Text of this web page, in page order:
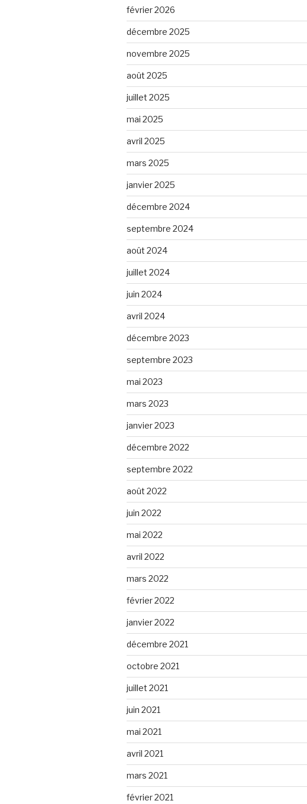
février 2026
décembre 2025
novembre 2025
août 2025
juillet 2025
mai 2025
avril 2025
mars 2025
janvier 2025
décembre 2024
septembre 2024
août 2024
juillet 2024
juin 2024
avril 2024
décembre 2023
septembre 2023
mai 2023
mars 2023
janvier 2023
décembre 2022
septembre 2022
août 2022
juin 2022
mai 2022
avril 2022
mars 2022
février 2022
janvier 2022
décembre 2021
octobre 2021
juillet 2021
juin 2021
mai 2021
avril 2021
mars 2021
février 2021